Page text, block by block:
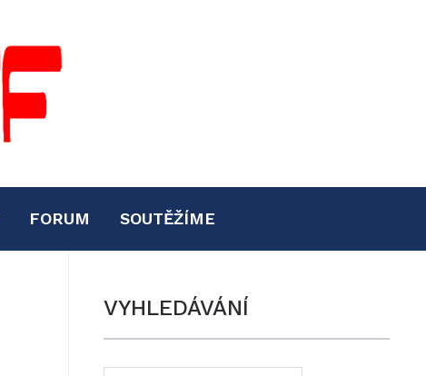
FORUM SOUTĚŽÍME
VYHLEDÁVÁNÍ